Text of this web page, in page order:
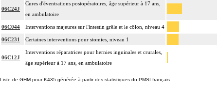
06C24J
Cures d'éventrations postopératoires, âge supérieur à 17 ans,
en ambulatoire
06C044 Interventions majeures sur l'intestin grêle et le côlon, niveau 4
06C231 Certaines interventions pour stomies, niveau 1
06C12J
Interventions réparatrices pour hernies inguinales et crurales,
âge supérieur à 17 ans, en ambulatoire
Liste de GHM pour K435 générée à partir des statistiques du PMSI français